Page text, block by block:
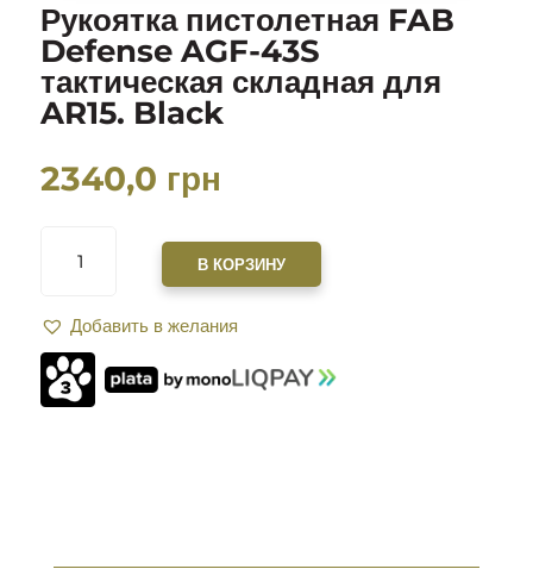
Рукоятка пистолетная FAB
Defense AGF-43S
тактическая складная для
AR15. Black
2340,0 грн
ТОВАРА
FAB
DEFENSE
AGF-
43S
В КОРЗИНУ
Добавить в желания